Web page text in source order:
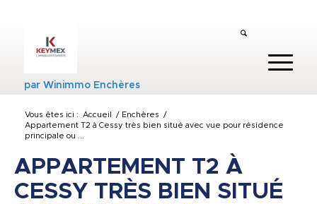
parWinimmo Enchères
Vous êtes ici : Accueil / Enchères
/
Appartement T2 à Cessy très bien situé avec vue pour résidence
principale ou ...
APPARTEMENT T2 À
CESSY TRÈS BIEN SITUÉ